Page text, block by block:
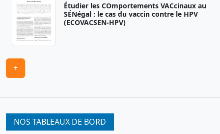
Étudier les COmportements VACcinaux au
SÉNégal : le cas du vaccin contre le HPV
(ECOVACSEN-HPV)
+
NOS TABLEAUX DE BORD